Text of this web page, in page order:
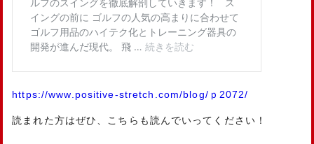
https://www.positive-stretch.com/blog/ ｐ2072/
読まれた方はぜひ、こちらも読んでいってください！